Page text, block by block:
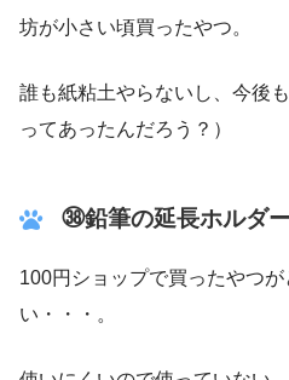
坊が小さい頃買ったやつ。
誰も紙粘土やらないし、今後
ってあったんだろう？）
㊳鉛筆の延長ホルダー
100円ショップで買ったやつが
い・・・。